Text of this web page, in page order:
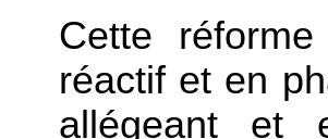
Cette
réactif et en
allégeant et